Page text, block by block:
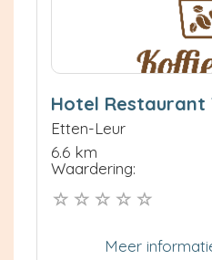
Hotel Restaurant
Etten-Leur
6.6 km
Waardering:
Meer